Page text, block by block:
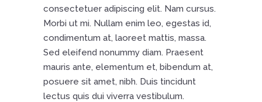
consectetuer adipiscing elit. Nam cursus.
Morbi ut mi. Nullam enim leo, egestas id,
condimentum at, laoreet mattis, massa.
Sed eleifend nonummy diam. Praesent
mauris ante, elementum et, bibendum at,
posuere sit amet, nibh. Duis tincidunt
lectus quis dui viverra vestibulum.